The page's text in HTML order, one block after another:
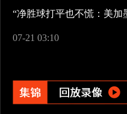
07-21 03:10